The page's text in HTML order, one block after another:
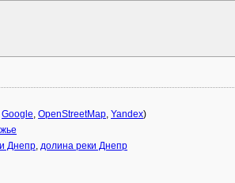
Google, OpenStreetMap, Yandex)
Днепр, долина реки Днепр